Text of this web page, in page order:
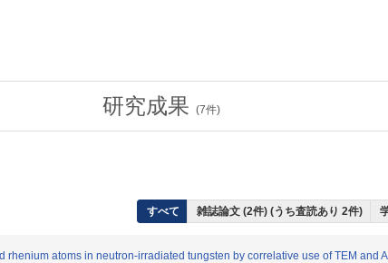
研究成果 (7件)
すべて 雑誌論文 (2件) (うち査読あり 2件)
atoms in neutron-irradiated tungsten by correlative use of TEM and